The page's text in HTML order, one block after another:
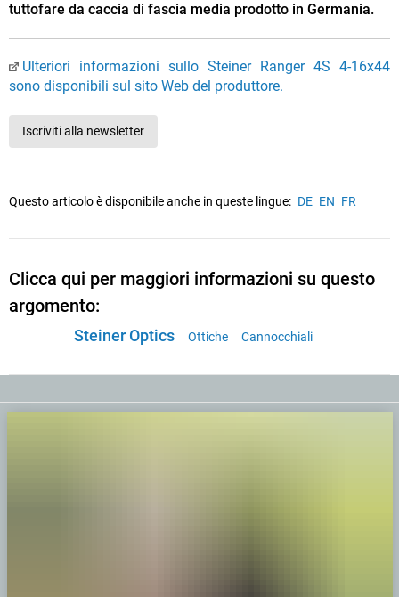
tuttofare da caccia di fascia media prodotto in Germania.
Ulteriori informazioni sullo Steiner Ranger 4S 4-16x44
sono disponibili sul sito Web del produttore.
Iscriviti alla newsletter
Questo articolo è disponibile anche in queste lingue: DE EN FR
Clicca qui per maggiori informazioni su questo
argomento:
Steiner Optics Ottiche Cannocchiali